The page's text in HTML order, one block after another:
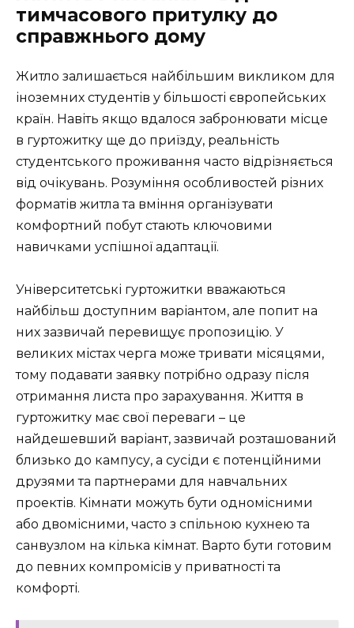
тимчасового притулку до
справжнього дому
Житло залишається найбільшим викликом для
іноземних студентів у більшості європейських
країн. Навіть якщо вдалося забронювати місце
в гуртожитку ще до приїзду, реальність
студентського проживання часто відрізняється
від очікувань. Розуміння особливостей різних
форматів житла та вміння організувати
комфортний побут стають ключовими
навичками успішної адаптації.
Університетські гуртожитки вважаються
найбільш доступним варіантом, але попит на
них зазвичай перевищує пропозицію. У
великих містах черга може тривати місяцями,
тому подавати заявку потрібно одразу після
отримання листа про зарахування. Життя в
гуртожитку має свої переваги – це
найдешевший варіант, зазвичай розташований
близько до кампусу, а сусіди є потенційними
друзями та партнерами для навчальних
проектів. Кімнати можуть бути одномісними
або двомісними, часто з спільною кухнею та
санвузлом на кілька кімнат. Варто бути готовим
до певних компромісів у приватності та
комфорті.